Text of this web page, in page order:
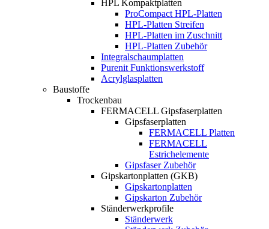
HPL Kompaktplatten
ProCompact HPL-Platten
HPL-Platten Streifen
HPL-Platten im Zuschnitt
HPL-Platten Zubehör
Integralschaumplatten
Purenit Funktionswerkstoff
Acrylglasplatten
Baustoffe
Trockenbau
FERMACELL Gipsfaserplatten
Gipsfaserplatten
FERMACELL Platten
FERMACELL
Estrichelemente
Gipsfaser Zubehör
Gipskartonplatten (GKB)
Gipskartonplatten
Gipskarton Zubehör
Ständerwerkprofile
Ständerwerk